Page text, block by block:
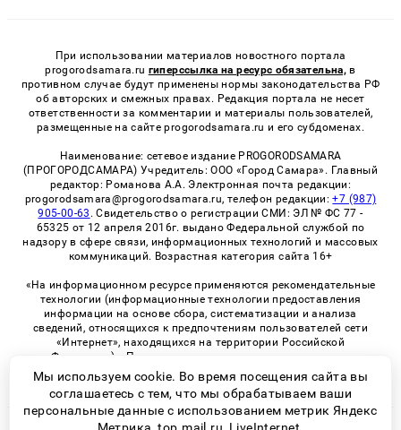
При использовании материалов новостного портала
progorodsamara.ru гиперссылка на ресурс обязательна, в
противном случае будут применены нормы законодательства РФ
об авторских и смежных правах. Редакция портала не несет
ответственности за комментарии и материалы пользователей,
размещенные на сайте progorodsamara.ru и его субдоменах.
Наименование: сетевое издание PROGORODSAMARA
(ПРОГОРОДСАМАРА) Учредитель: ООО «Город Самара». Главный
редактор: Романова А.А. Электронная почта редакции:
progorodsamara@progorodsamara.ru, телефон редакции:+7 (987)
905-00-63 . Свидетельство о регистрации СМИ: ЭЛ № ФС 77 -
65325 от 12 апреля 2016г. выдано Федеральной службой по
надзору в сфере связи, информационных технологий и массовых
коммуникаций. Возрастная категория сайта 16+
«На информационном ресурсе применяются рекомендательные
технологии (информационные технологии предоставления
информации на основе сбора, систематизации и анализа
сведений, относящихся к предпочтениям пользователей сети
«Интернет», находящихся на территории Российской
Федерации)». Правила применения рекомендательных
технологий в виджетах рекламно-обменной сети
«СМИ2» (PDF)
Мы используем cookie. Во время посещения сайта вы
соглашаетесь с тем, что мы обрабатываем ваши
персональные данные с использованием метрик Яндекс